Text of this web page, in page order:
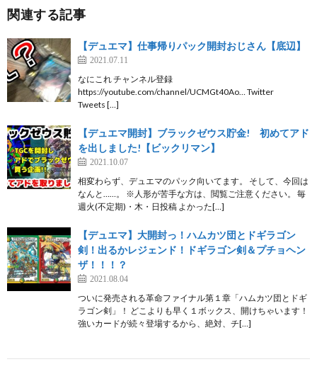
関連する記事
【デュエマ】仕事帰りパック開封おじさん【底辺】
2021.07.11
なにこれ チャンネル登録
https://youtube.com/channel/UCMGt40Ao… Twitter
Tweets […]
【デュエマ開封】ブラックゼウス貯金! 初めてアド
を出しました!【ビックリマン】
2021.10.07
相変わらず、デュエマのパック向いてます。 そして、今回は
なんと……。 ※人形が苦手な方は、閲覧ご注意ください。 毎
週火(不定期)・木・日投稿 よかった[…]
【デュエマ】大開封っ！ハムカツ団とドギラゴン
剣！出るかレジェンド！ドギラゴン剣＆プチョヘン
ザ！！！？
2021.08.04
ついに発売される革命ファイナル第１章「ハムカツ団とドギ
ラゴン剣」！ どこよりも早く１ボックス、開けちゃいます！
強いカードが続々登場するから、絶対、チ[…]